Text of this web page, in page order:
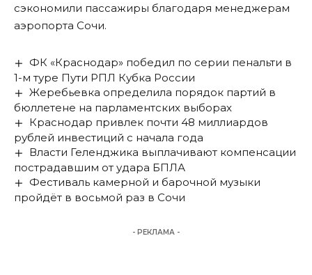
сэкономили пассажиры благодаря менеджерам
аэропорта Сочи.
ФК «Краснодар» победил по серии пенальти в
1-м туре Пути РПЛ Кубка России
Жеребьевка определила порядок партий в
бюллетене на парламентских выборах
Краснодар привлек почти 48 миллиардов
рублей инвестиций с начала года
Власти Геленджика выплачивают компенсации
пострадавшим от удара БПЛА
Фестиваль камерной и барочной музыки
пройдёт в восьмой раз в Сочи
- РЕКЛАМА -